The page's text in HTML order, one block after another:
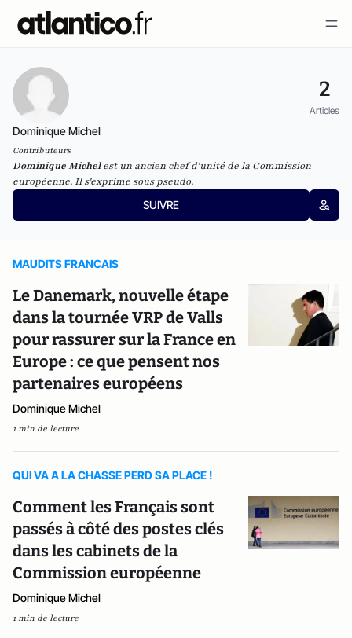
2
Articles
Dominique Michel
Contributeurs
Dominique Michelest un ancien chef d'unité de la Commission
européenne. Il s'exprime sous pseudo.
SUIVRE
MAUDITS FRANCAIS
Le Danemark, nouvelle étape
dans la tournée VRP de Valls
pour rassurer sur la France en
Europe : ce que pensent nos
partenaires européens
Dominique Michel
1 min de lecture
QUI VA A LA CHASSE PERD SA PLACE !
Comment les Français sont
passés à côté des postes clés
dans les cabinets de la
Commission européenne
Dominique Michel
1 min de lecture